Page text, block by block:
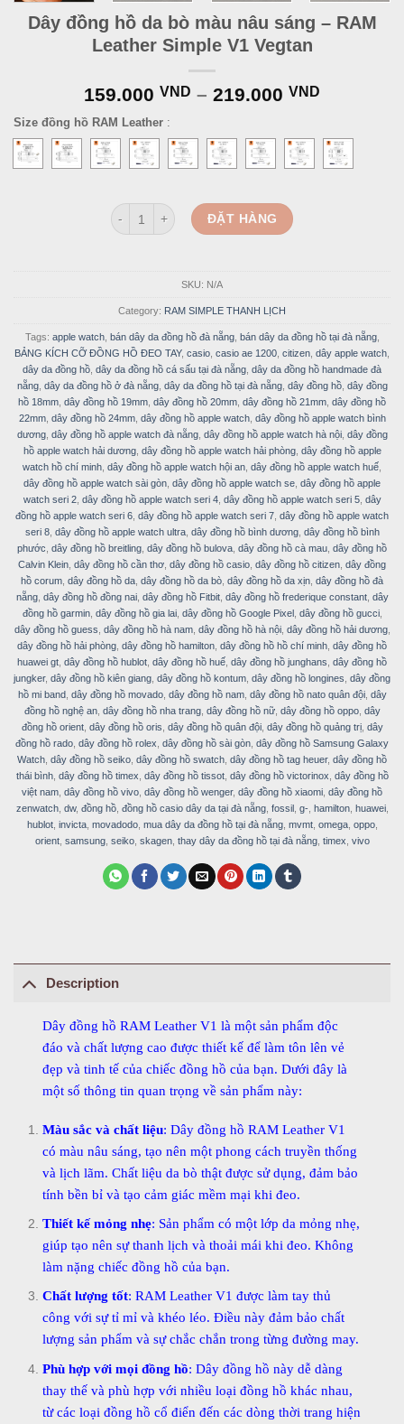
Dây đồng hồ da bò màu nâu sáng – RAM
Leather Simple V1 Vegtan
159.000 VND – 219.000 VND
Size đồng hồ RAM Leather :
Dây đồng hồ da bò màu nâu sáng - RAM Leather
ĐẶT HÀNG
SKU: N/A
Category: RAM SIMPLE THANH LỊCH
Tags: apple watch, bán dây da đồng hồ đà nẵng, bán dây da đồng hồ tại đà nẵng,
BẢNG KÍCH CỠ ĐỒNG HỒ ĐEO TAY, casio casio ae 1200 citizen dây apple watch
dây da đồng hồ dây da đồng hồ cá sấu tại đà nẵng dây da đồng hồ handmade đà
nẵng, dây da đồng hồ ở đà nẵng, dây da đồng hồ tại đà nẵng, dây đồng hồ, dây đồng
hồ 18mm dây đồng hồ 19mm dây đồng hồ 20mm dây đồng hồ 21mm dây đồng hồ
22mm, dây đồng hồ 24mm, dây đồng hồ apple watch, dây đồng hồ apple watch bình
dương, dây đồng hồ apple watch đà nẵng, dây đồng hồ apple watch hà nội, dây đồng
hồ apple watch hải dương, dây đồng hồ apple watch hải phòng, dây đồng hồ apple
watch hồ chí minh dây đồng hồ apple watch hội an dây đồng hồ apple watch huế
dây đồng hồ apple watch sài gòn dây đồng hồ apple watch se dây đồng hồ apple
watch seri 2, dây đồng hồ apple watch seri 4, dây đồng hồ apple watch seri 5, dây
đồng hồ apple watch seri 6 dây đồng hồ apple watch seri 7 dây đồng hồ apple watch
seri 8, dây đồng hồ apple watch ultra, dây đồng hồ bình dương, dây đồng hồ bình
phước dây đồng hồ breitling dây đồng hồ bulova dây đồng hồ cà mau dây đồng hồ
Calvin Klein dây đồng hồ cần thơ dây đồng hồ casio dây đồng hồ citizen dây đồng
hồ corum dây đồng hồ da dây đồng hồ da bò dây đồng hồ da xịn dây đồng hồ đà
nẵng, dây đồng hồ đồng nai, dây đồng hồ Fitbit, dây đồng hồ frederique constant, dây
đồng hồ garmin, dây đồng hồ gia lai, dây đồng hồ Google Pixel, dây đồng hồ gucci,
dây đồng hồ guess dây đồng hồ hà nam, dây đồng hồ hà nội, dây đồng hồ hải dương,
dây đồng hồ hải phòng dây đồng hồ hamilton dây đồng hồ hồ chí minh dây đồng hồ
huawei gt dây đồng hồ hublot dây đồng hồ huế dây đồng hồ junghans dây đồng hồ
jungker, dây đồng hồ kiên giang dây đồng hồ kontum dây đồng hồ longines dây đồng
hồ mi band, dây đồng hồ movado, dây đồng hồ nam, dây đồng hồ nato quân đội, dây
đồng hồ nghệ an, dây đồng hồ nha trang, dây đồng hồ nữ, dây đồng hồ oppo, dây
đồng hồ orient, dây đồng hồ oris dây đồng hồ quân đội, dây đồng hồ quảng trị, dây
đồng hồ rado dây đồng hồ rolex dây đồng hồ sài gòn dây đồng hồ Samsung Galaxy
Watch dây đồng hồ seiko dây đồng hồ swatch dây đồng hồ tag heuer, dây đồng hồ
thái bình, dây đồng hồ timex dây đồng hồ tissot, dây đồng hồ victorinox dây đồng hồ
việt nam dây đồng hồ vivo dây đồng hồ wenger, dây đồng hồ xiaomi dây đồng hồ
zenwatch, dw, đồng hồ, đồng hồ casio dây da tại đà nẵng, fossil, g-, hamilton, huawei,
hublot, invicta, movadodo, mua dây da đồng hồ tại đà nẵng, mvmt, omega, oppo,
orient, samsung, seiko, skagen, thay dây da đồng hồ tại đà nẵng, timex vivo
Description
Dây đồng hồ RAM Leather V1 là một sản phẩm độc
đáo và chất lượng cao được thiết kế để làm tôn lên vẻ
đẹp và tinh tế của chiếc đồng hồ của bạn. Dưới đây là
một số thông tin quan trọng về sản phẩm này:
Màu sắc và chất liệu: Dây đồng hồ RAM Leather V1
có màu nâu sáng, tạo nên một phong cách truyền thống
và lịch lãm. Chất liệu da bò thật được sử dụng, đảm bảo
tính bền bỉ và tạo cảm giác mềm mại khi đeo.
Thiết kế mỏng nhẹ: Sản phẩm có một lớp da mỏng nhẹ,
giúp tạo nên sự thanh lịch và thoải mái khi đeo. Không
làm nặng chiếc đồng hồ của bạn.
Chất lượng tốt: RAM Leather V1 được làm tay thủ
công với sự tỉ mỉ và khéo léo. Điều này đảm bảo chất
lượng sản phẩm và sự chắc chắn trong từng đường may.
Phù hợp với mọi đồng hồ: Dây đồng hồ này dễ dàng
thay thế và phù hợp với nhiều loại đồng hồ khác nhau,
từ các loại đồng hồ cổ điển đến các dòng thời trang hiện